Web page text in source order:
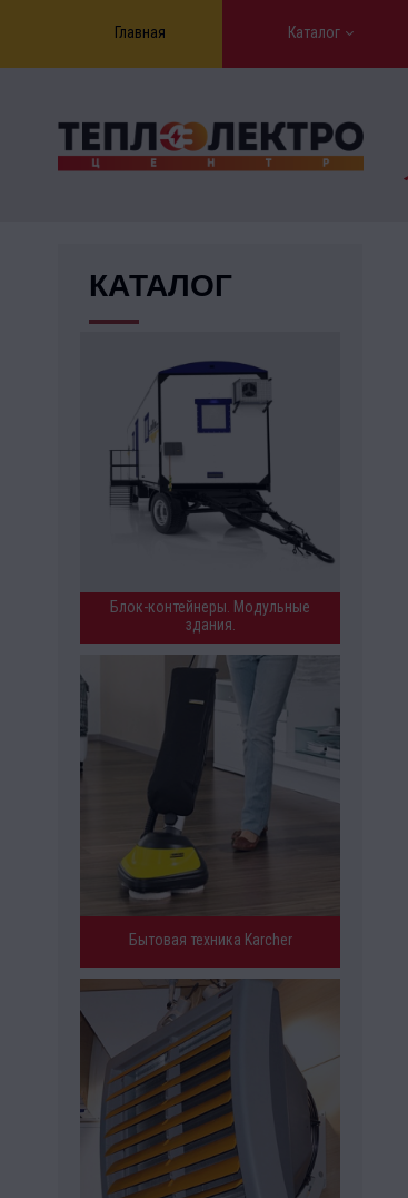
Главная Каталог
КАТАЛОГ
Блок-контейнеры. Модульные
здания.
Бытовая техника Karcher